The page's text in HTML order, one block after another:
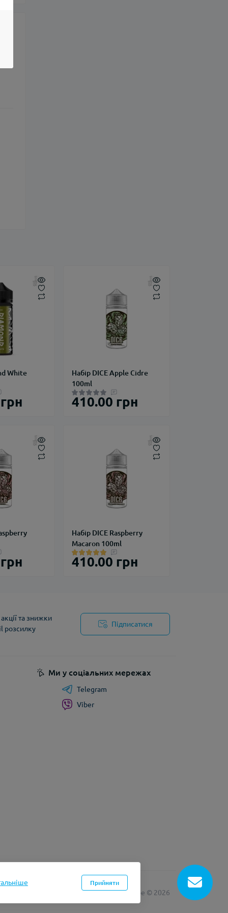
White
Набір DICE Apple Cidre
100ml
410.00 грн
Набір DICE Raspberry
Macaron 100ml
410.00 грн
та знижки
розсилку
Підписатися
Ми у соціальних мережах
Telegram
Viber
інтернет магазинів на Opencartmyvape © 2026
Прийняти